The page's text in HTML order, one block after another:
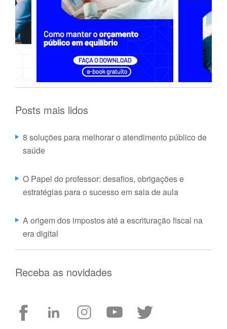
Posts mais lidos
8 soluções para melhorar o atendimento público de
saúde
O Papel do professor: desafios, obrigações e
estratégias para o sucesso em sala de aula
A origem dos impostos até a escrituração fiscal na
era digital
Receba as novidades